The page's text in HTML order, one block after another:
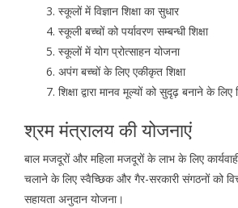
स्कूलों में विज्ञान शिक्षा का सुधार
स्कूली बच्चों को पर्यावरण सम्बन्धी शिक्षा
स्कूलों में योग प्रोत्साहन योजना
अपंग बच्चों के लिए एकीकृत शिक्षा
शिक्षा द्वारा मानव मूल्यों को सुदृढ़ बनाने के लिए
श्रम मंत्रालय की योजनाएं
बाल मजदूरों और महिला मजदूरों के लाभ के लिए
चलाने के लिए स्वैच्छिक और गैर-सरकारी संगठनों को
सहायता अनुदान योजना।